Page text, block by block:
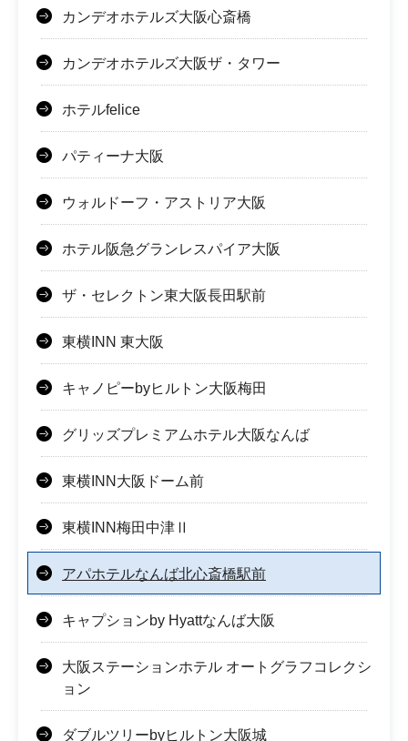
カンデオホテルズ大阪心斎橋
カンデオホテルズ大阪ザ・タワー
ホテルfelice
パティーナ大阪
ウォルドーフ・アストリア大阪
ホテル阪急グランレスパイア大阪
ザ・セレクトン東大阪長田駅前
東横INN 東大阪
キャノピーbyヒルトン大阪梅田
グリッズプレミアムホテル大阪なんば
東横INN大阪ドーム前
東横INN梅田中津Ⅱ
アパホテルなんば北心斎橋駅前
キャプションby Hyattなんば大阪
大阪ステーションホテル オートグラフコレクシ
ョン
ダブルツリーbyヒルトン大阪城